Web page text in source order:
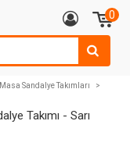
0
Masa Sandalye Takımları
>